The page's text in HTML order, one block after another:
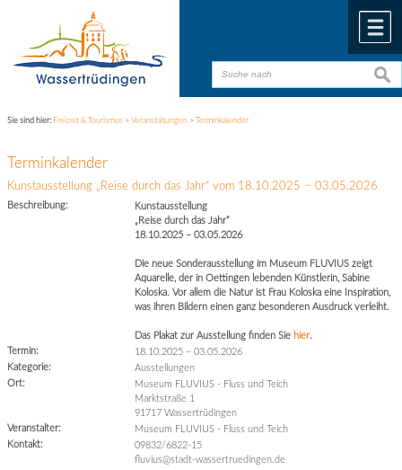
Sie sind hier: Freizeit & Tourismus >Veranstaltungen > Terminkalender
Terminkalender
Kunstausstellung „Reise durch das Jahr“ vom 18.10.2025 – 03.05.2026
Beschreibung:
Kunstausstellung
„Reise durch das Jahr“
18.10.2025 – 03.05.2026
Die neue Sonderausstellung im Museum FLUVIUS zeigt
Aquarelle, der in Oettingen lebenden Künstlerin, Sabine
Koloska. Vor allem die Natur ist Frau Koloska eine Inspiration,
was ihren Bildern einen ganz besonderen Ausdruck verleiht.
Das Plakat zur Ausstellung finden Sie hier.
Termin:
18.10.2025 –03.05.2026
Kategorie:
Ausstellungen
Ort:
Museum FLUVIUS - Fluss und Teich
Marktstraße 1
91717 Wassertrüdingen
Veranstalter:
Museum FLUVIUS - Fluss und Teich
Kontakt:
09832/6822-15
fluvius@stadt-wassertruedingen.de